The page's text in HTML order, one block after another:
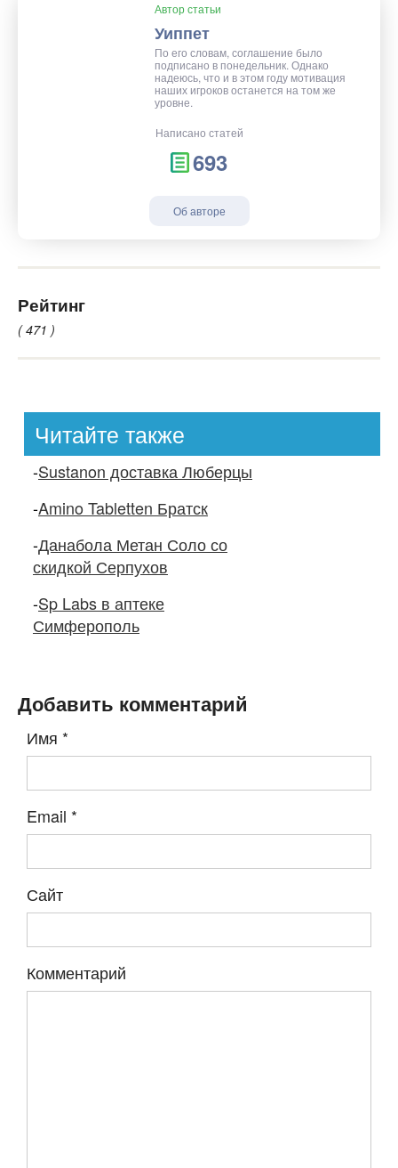
Автор статьи
Уиппет
По его словам, соглашение было
подписано в понедельник. Однако
надеюсь, что и в этом году мотивация
наших игроков останется на том же
уровне.
Написано статей
693
Об авторе
Рейтинг
( 471 )
Читайте также
-Sustanon доставка Люберцы
-Amino Tabletten Братск
-Данабола Метан Соло со
скидкой Серпухов
-Sp Labs в аптеке
Симферополь
Добавить комментарий
Имя *
Email *
Сайт
Комментарий